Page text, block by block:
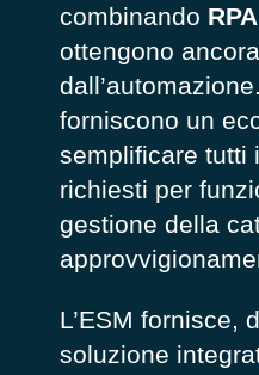
combinando RPA
ottengono
forniscono un
semplificare tutti
richiesti per
gestione della
L’ESM fornisce,
soluzione